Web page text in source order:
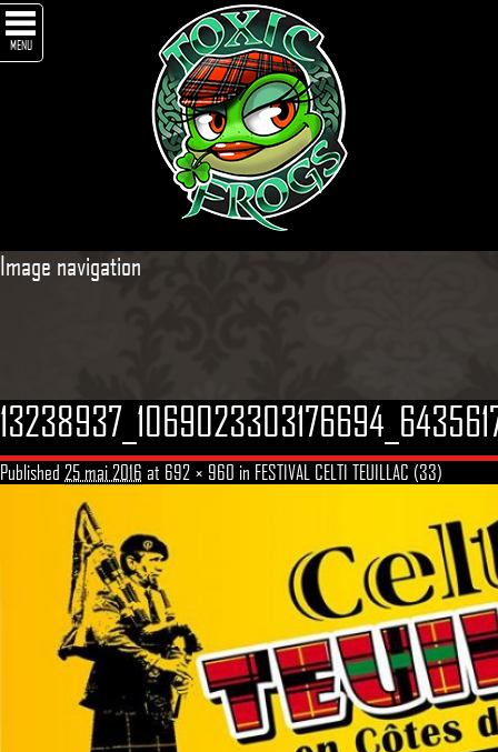
MENU
Image navigation
Published 25 mai 2016 at 692 × 960 in FESTIVAL CELTI TEUILLAC (33)